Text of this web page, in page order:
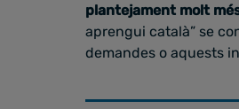
plantejament molt
aprengui català” se
demandes o aquests